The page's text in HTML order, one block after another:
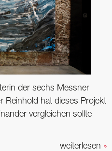
der sechs Messner
Reinhold hat dieses Projekt
vergleichen sollte
weiterlesen »